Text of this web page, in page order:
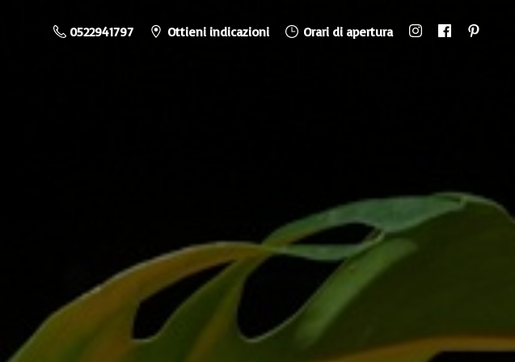
0522941797 Ottieni indicazioni Orari di apertura